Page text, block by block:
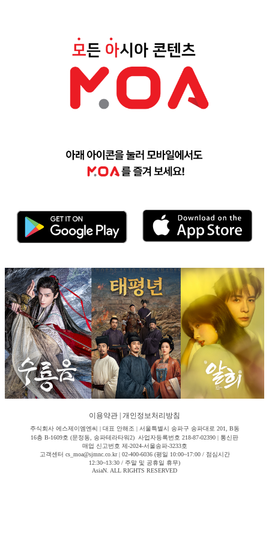
이용약관 개인정보처리방침
주식회사 에스제이엠엔씨 | 대표 안해조 | 서울특별시 송파구 송파대로 201, B동
16층 B-1609호 (문정동, 송파테라타워2) 사업자등록번호 218-87-02390 | 통신판
매업 신고번호 제-2024-서울송파-3233호
고객센터 cs_moa@sjmnc.co.kr | 02-400-6036 (평일 10:00~17:00 / 점심시간
12:30~13:30 / 주말 및 공휴일 휴무)
AsiaN. ALL RIGHTS RESERVED